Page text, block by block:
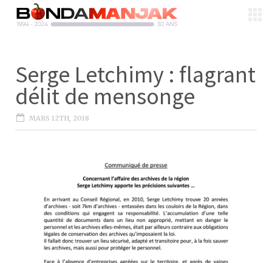
Serge Letchimy : flagrant
délit de mensonge
MARS 12TH, 2018